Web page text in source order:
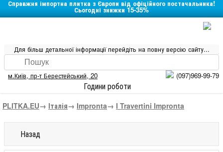
Справжня імпортна плитка з Європи від офіційного постачальника!
Сьогодні знижки 15-35%
Для більш детальної інформації перейдіть на повну версію сайту...
м.Київ, пр-т Берестейський, 20 (097)969-99-79
Години роботи
PLITKA.EU→ Італія→ Impronta→ I Travertini Impronta
Назад